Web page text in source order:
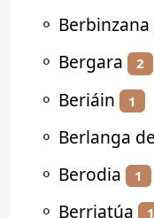
⚬ Berbinzana
⚬ Bergara 2
⚬ Beriáin 1
⚬ Berlanga
⚬ Berodia 1
⚬ Berriatúa 1